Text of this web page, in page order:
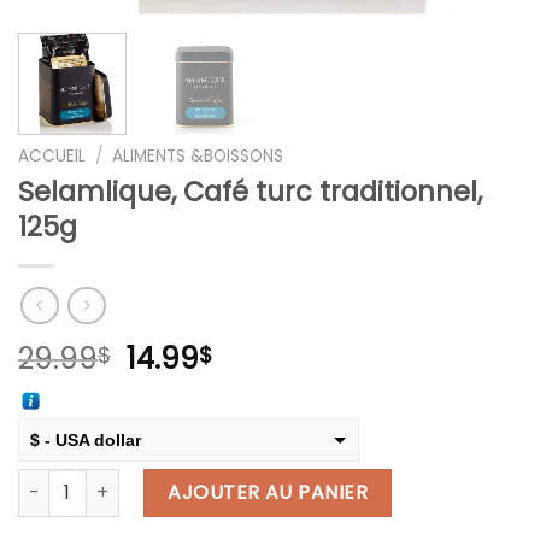
ACCUEIL / ALIMENTS &BOISSONS
Selamlique, Café turc traditionnel,
125g
29.99$ Le
était :
29.99$.
14.99$Le
14.99$.
$ - USA dollar
€ - European Euro
quantité de Selamlique, Café turc traditionnel, 125g
AJOUTER AU PANIER